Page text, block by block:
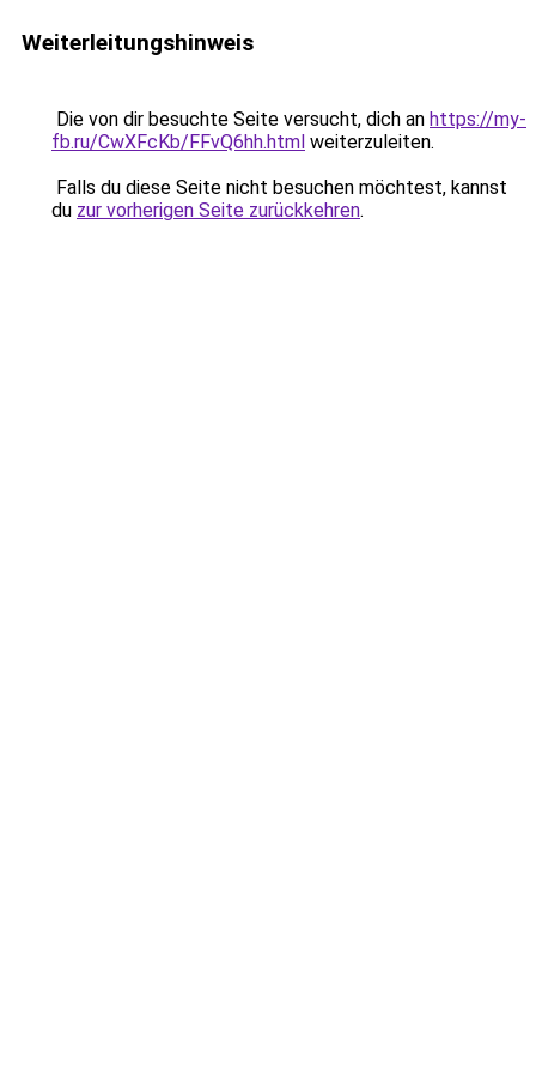
Weiterleitungshinweis
Die von dir besuchte Seite versucht, dich an https://my-
fb.ru/CwXFcKb/FFvQ6hh.html weiterzuleiten.
Falls du diese Seite nicht besuchen möchtest, kannst
du zur vorherigen Seite zurückkehren.